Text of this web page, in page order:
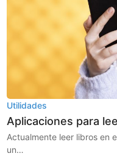
Utilidades
Aplicaciones para
Actualmente leer libros en
un…